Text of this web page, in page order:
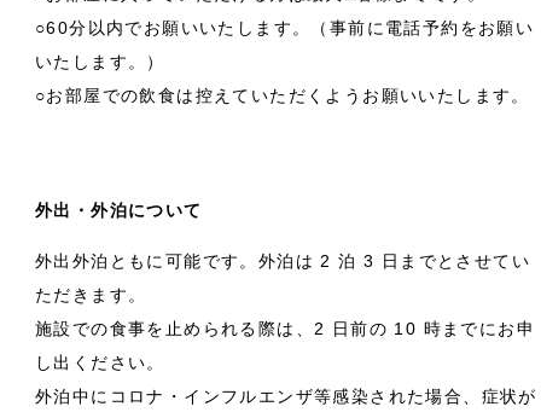
○60分以内でお願いいたします。（事前に電話予約をお願い
いたします。）
○お部屋での飲食は控えていただくようお願いいたします。
外出・外泊について
外出外泊ともに可能です。外泊は 2 泊 3 日までとさせてい
ただきます。
施設での食事を止められる際は、 2 日前の 10 時までにお申
し出ください。
外泊中にコロナ・インフルエンザ等感染された場合、症状が